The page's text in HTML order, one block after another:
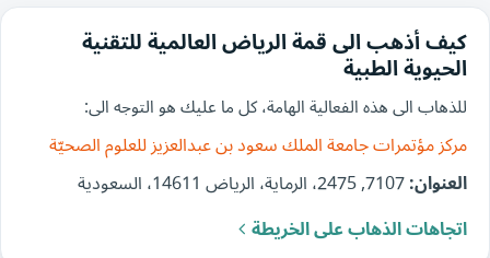
كيف أذهب الى قمة الرياض العالمية للتقنية
الحيوية الطبية
للذهاب الى هذه الفعالية الهامة، كل ما عليك هو التوجه الى:
مركز مؤتمرات جامعة الملك سعود بن عبدالعزيز للعلوم الصحيّة
العنوان:
اتجاهات الذهاب على الخريطة